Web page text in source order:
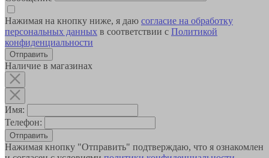
Нажимая на кнопку ниже, я даю согласие на обработку
персональных данных в соответствии с Политикой
конфиденциальности
Наличие в магазинах
Имя:
Телефон:
Отправить
Нажимая кнопку "Отправить" подтверждаю, что я ознакомлен